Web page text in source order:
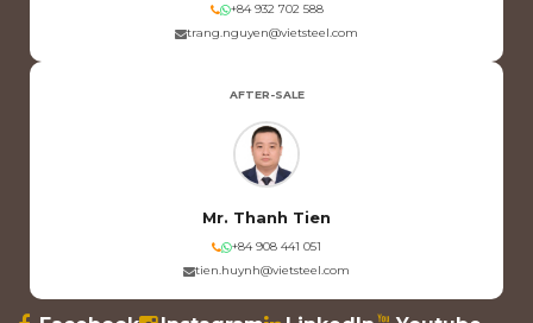
+84 932 702 588
trang.nguyen@vietsteel.com
AFTER-SALE
Mr. Thanh Tien
+84 908 441 051
tien.huynh@vietsteel.com